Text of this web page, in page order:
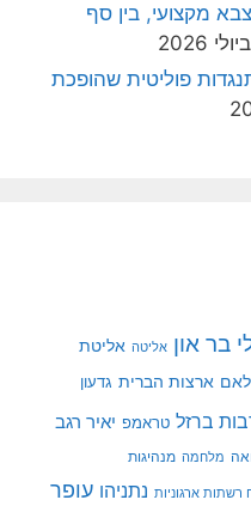
מקצועי, בין סף
פוליטית שהופכת
בר און אליטה אליטת
ארצות הברית גדעון
ברזל טראמפ יאיר רגב
מלחמה מנהיגות
רשתות ארגוניות נתניהו עופר